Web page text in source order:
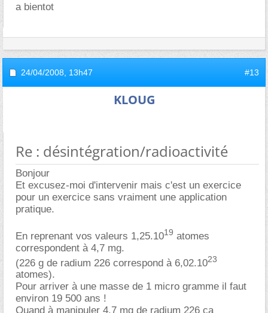
a bientot
24/04/2008, 13h47 #13
KLOUG
Re : désintégration/radioactivité
Bonjour
Et excusez-moi d'intervenir mais c'est un exercice
pour un exercice sans vraiment une application
pratique.
En reprenant vos valeurs 1,25.1019 atomes
correspondent à 4,7 mg.
(226 g de radium 226 correspond à 6,02.1023
atomes).
Pour arriver à une masse de 1 micro gramme il faut
environ 19 500 ans !
Quand à manipuler 4,7 mg de radium 226 ça